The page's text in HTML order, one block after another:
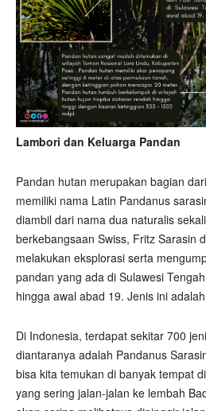
Lambori dan Keluarga Pandan
Pandan hutan merupakan bagian
memiliki nama Latin Pandanus
diambil dari nama dua naturalis
berkebangsaan Swiss, Fritz Sarasin
melakukan eksplorasi serta
pandan yang ada di Sulawesi
hingga awal abad 19. Jenis ini
Di Indonesia, terdapat sekitar 700
diantaranya adalah Pandanus
bisa kita temukan di banyak tempat
yang sering jalan-jalan ke lembah